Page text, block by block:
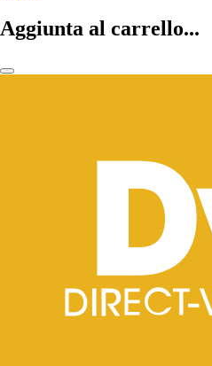
Aggiunta al carrello...